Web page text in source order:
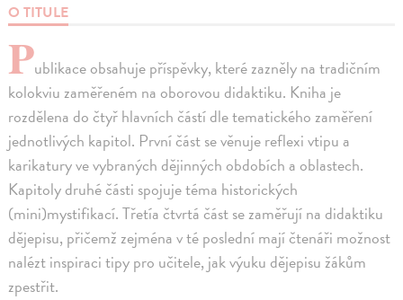
O TITULE
Publikace obsahuje příspěvky, které zazněly na tradičním
kolokviu zaměřeném na oborovou didaktiku. Kniha je
rozdělena do čtyř hlavních částí dle tematického zaměření
jednotlivých kapitol. První část se věnuje reflexi vtipu a
karikatury ve vybraných dějinných obdobích a oblastech.
Kapitoly druhé části spojuje téma historických
(mini)mystifikací. Třetía čtvrtá část se zaměřují na didaktiku
dějepisu, přičemž zejména v té poslední mají čtenáři možnost
nalézt inspiraci tipy pro učitele, jak výuku dějepisu žákům
zpestřit.